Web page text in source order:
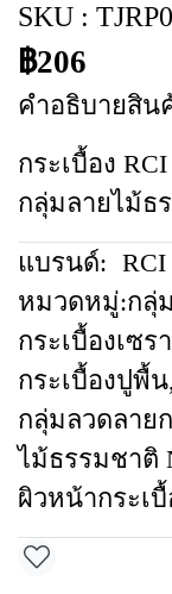
SKU :
฿206
คำอธิบายสิน
กระเบื้อง
กลุ่มลายไม้ธ
แบรนด์: RCI
หมวดหมู่:กลุ่
กระเบื้องเซร
กระเบื้องปูพื้น,
กลุ่มลวดลาย
ไม้ธรรมชาติ
ผิวหน้ากระเบื้